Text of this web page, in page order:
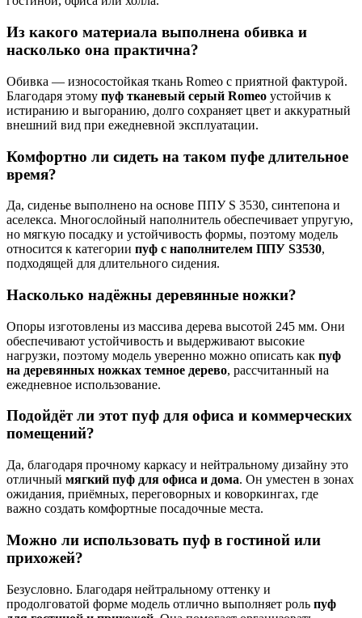
Из какого материала выполнена обивка и
насколько она практична?
Обивка — износостойкая ткань Romeo с приятной фактурой.
Благодаря этому пуф тканевый серый Romeo устойчив к
истиранию и выгоранию, долго сохраняет цвет и аккуратный
внешний вид при ежедневной эксплуатации.
Комфортно ли сидеть на таком пуфе длительное
время?
Да, сиденье выполнено на основе ППУ S 3530, синтепона и
аселекса. Многослойный наполнитель обеспечивает упругую,
но мягкую посадку и устойчивость формы, поэтому модель
относится к категории пуф с наполнителем ППУ S3530,
подходящей для длительного сидения.
Насколько надёжны деревянные ножки?
Опоры изготовлены из массива дерева высотой 245 мм. Они
обеспечивают устойчивость и выдерживают высокие
нагрузки, поэтому модель уверенно можно описать как пуф
на деревянных ножках темное дерево, рассчитанный на
ежедневное использование.
Подойдёт ли этот пуф для офиса и коммерческих
помещений?
Да, благодаря прочному каркасу и нейтральному дизайну это
отличный мягкий пуф для офиса и дома. Он уместен в зонах
ожидания, приёмных, переговорных и коворкингах, где
важно создать комфортные посадочные места.
Можно ли использовать пуф в гостиной или
прихожей?
Безусловно. Благодаря нейтральному оттенку и
продолговатой форме модель отлично выполняет роль пуф